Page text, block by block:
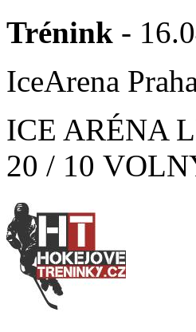
Trénink -
IceArena
ICE ARÉNA
20 / 10